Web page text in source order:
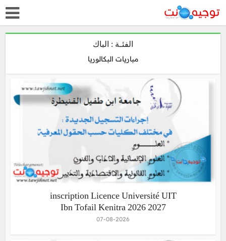
الفئـة : الباك
مباريات البكالوريا
inscription Licence Université UIT
Ibn Tofail Kenitra 2026 2027
07-08-2026